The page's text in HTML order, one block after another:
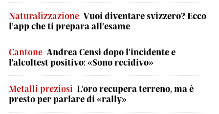
Naturalizzazione Vuoi diventare svizzero? Ecco
l’app che ti prepara all’esame
Cantone Andrea Censi dopo l’incidente e
l'alcoltest positivo: «Sono recidivo»
Metalli preziosi L'oro recupera terreno, ma è
presto per parlare di «rally»